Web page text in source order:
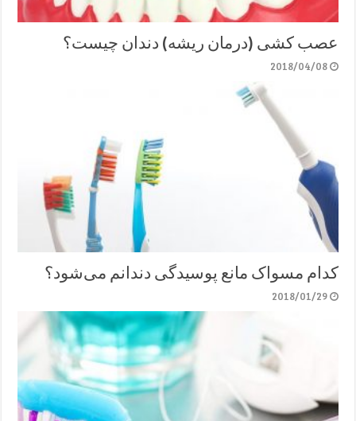
عصب کشی (درمان ریشه) دندان چیست؟
2018/04/08
کدام مسواک مانع پوسیدگی دندانم می‌شود؟
2018/01/29